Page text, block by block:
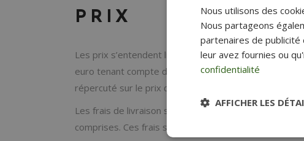
PRIX
Les prix s’entendent livraison en France
euro tenant compte de la TVA applicable au jour de
répercuté sur le prix des Produits.
Les frais de livraison sont communiqués au Client
comprises. Ces frais sont à la charge du Client et
Nous utilisons des
Nous partageons
partenaires de publicité
leur avez fournies ou
confidentialité
AFFICHER LES